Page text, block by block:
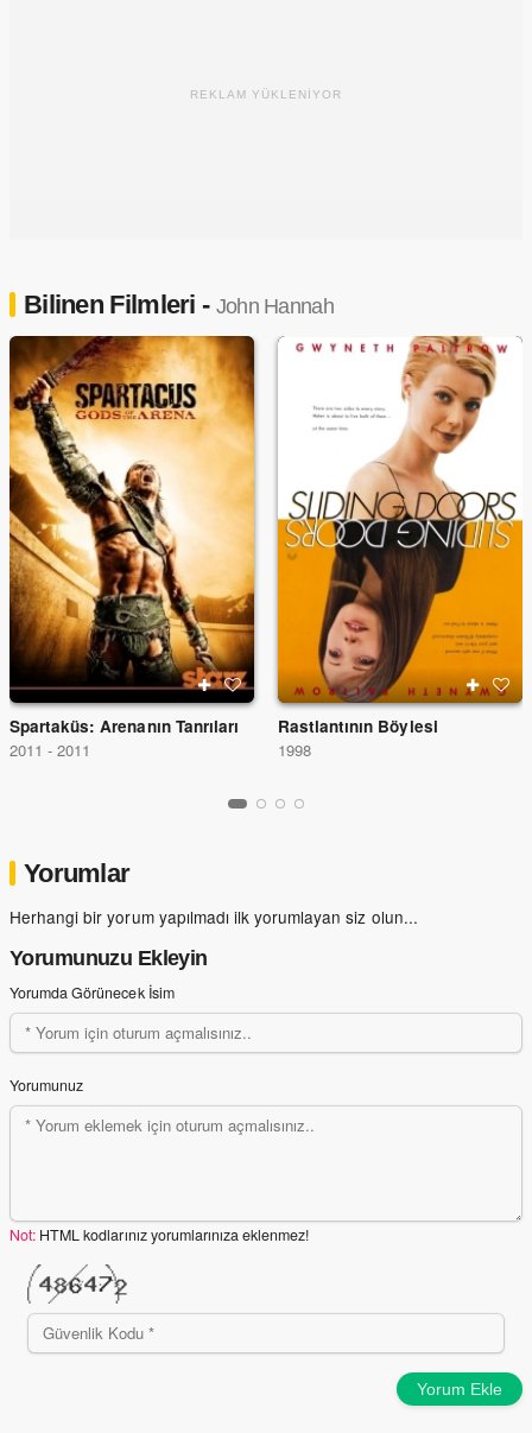
REKLAM YÜKLENİYOR
Bilinen Filmleri - John Hannah
Spartaküs: Arenanın Tanrıları
2011 - 2011
Rastlantının Böylesi
1998
Yorumlar
Herhangi bir yorum yapılmadı ilk yorumlayan siz olun...
Yorumunuzu Ekleyin
Yorumda Görünecek İsim
Yorumunuz
Not: HTML kodlarınız yorumlarınıza eklenmez!
Yorum Ekle